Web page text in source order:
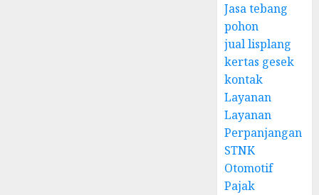
Jasa tebang
pohon
jual lisplang
kertas gesek
kontak
Layanan
Layanan
Perpanjangan
STNK
Otomotif
Pajak